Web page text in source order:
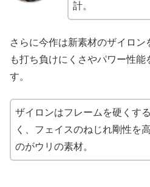
計。
さらに今作は新素材のザイロン
も打ち負けにくさやパワー性能
す。
ザイロンはフレームを硬くす
く、フェイスのねじれ剛性を
のがウリの素材。